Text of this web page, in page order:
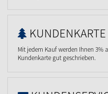
KUNDENKARTE
Mit jedem Kauf werden Ihnen 3%
Kundenkarte gut geschrieben.